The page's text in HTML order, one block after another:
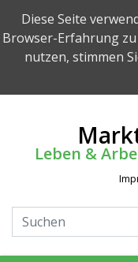
Diese Seite
Browser-Erfahrung
nutzen, stimmen
Leben &